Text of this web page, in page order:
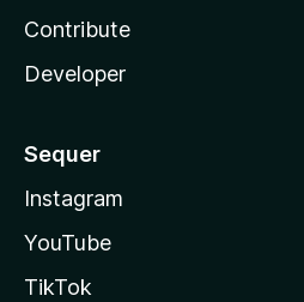
Contribute
Developer
Sequer
Instagram
YouTube
TikTok